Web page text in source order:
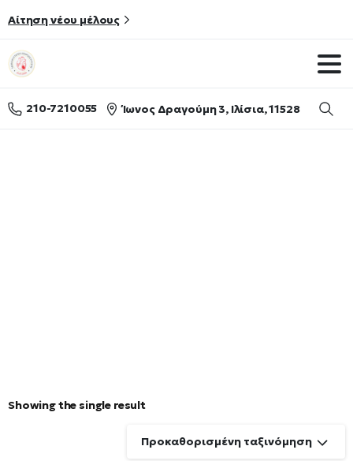
Αίτηση νέου μέλους
210-7210055 Ίωνος Δραγούμη 3, Ιλίσια, 11528
Showing the single result
Προκαθορισμένη ταξινόμηση